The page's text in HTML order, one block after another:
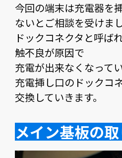
今回の端末は充電器を
ないとご相談を受けまし
ドックコネクタと呼ば
触不良が原因で
充電が出来なくなって
充電挿し口のドックコ
交換していきます。
メイン基板の